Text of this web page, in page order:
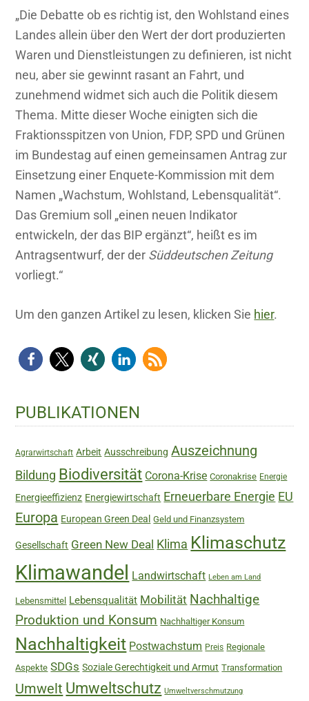
„Die Debatte ob es richtig ist, den Wohlstand eines
Landes allein über den Wert der dort produzierten
Waren und Dienstleistungen zu definieren, ist nicht
neu, aber sie gewinnt rasant an Fahrt, und
zunehmend widmet sich auch die Politik diesem
Thema. Mitte dieser Woche einigten sich die
Fraktionsspitzen von Union, FDP, SPD und Grünen
im Bundestag auf einen gemeinsamen Antrag zur
Einsetzung einer Enquete-Kommission mit dem
Namen „Wachstum, Wohlstand, Lebensqualität“.
Das Gremium soll „einen neuen Indikator
entwickeln, der das BIP ergänzt“, heißt es im
Antragsentwurf, der der Süddeutschen Zeitung
vorliegt.“
Um den ganzen Artikel zu lesen, klicken Sie hier.
Haupt-
Sidebar
PUBLIKATIONEN
Agrarwirtschaft Arbeit Ausschreibung Auszeichnung
Bildung Biodiversität Corona-Krise Coronakrise Energie
Energieeffizienz Energiewirtschaft Erneuerbare Energie EU
Europa European Green Deal Geld und Finanzsystem
Gesellschaft Green New Deal Klima Klimaschutz
Klimawandel Landwirtschaft Leben am Land
Lebensmittel Lebensqualität Mobilität Nachhaltige
Produktion und Konsum Nachhaltiger Konsum
Nachhaltigkeit Postwachstum Preis Regionale
Aspekte SDGs Soziale Gerechtigkeit und Armut Transformation
Umwelt Umweltschutz Umweltverschmutzung